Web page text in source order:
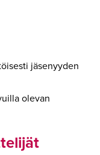
jäsenyyden
olevan